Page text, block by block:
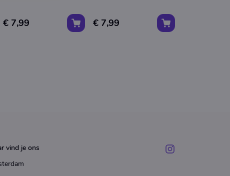
€ 7,99 € 7,99
vind je ons